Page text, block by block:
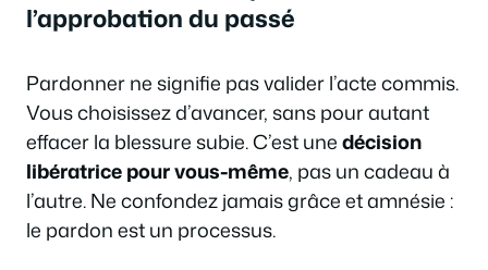
l’approbation du passé
Pardonner ne signifie pas valider l’acte commis.
Vous choisissez d’avancer, sans pour autant
effacer la blessure subie. C’est unedécision
libératrice pour vous-même, pas un cadeau à
l’autre. Ne confondez jamais grâce et amnésie :
le pardon est un processus.